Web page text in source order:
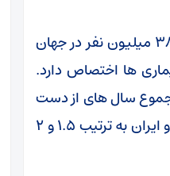
این گزارش تأکید می کند بیماری های غیرواگیر سالانه منجر به مرگ حداقل ۳۸ میلیون نفر در جهان
از بیماری ها اختصاص دارد.
منتسب به مجموع سال های از دست
رفته در نتیجه مرگ زودرس یا سپری شده با معلولیت و ناتوانی در سطح جهانی و ایران به ترتیب ۱.۵ و ۲